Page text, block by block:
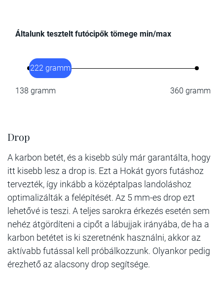
Általunk tesztelt futócipők tömege min/max
138 gramm
222 gramm
360 gramm
Drop
A karbon betét, és a kisebb súly már garantálta, hogy
itt kisebb lesz a drop is. Ezt a Hokát gyors futáshoz
tervezték, így inkább a középtalpas landoláshoz
optimalizálták a felépítését. Az 5 mm-es drop ezt
lehetővé is teszi. A teljes sarokra érkezés esetén sem
nehéz átgördíteni a cipőt a lábujjak irányába, de ha a
karbon betétet is ki szeretnénk használni, akkor az
aktívabb futással kell próbálkozzunk. Olyankor pedig
érezhető az alacsony drop segítsége.